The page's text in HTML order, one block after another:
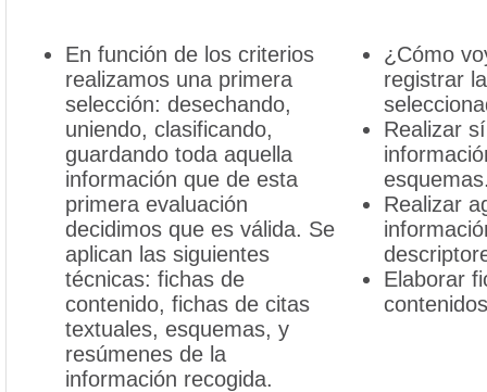
En función de los criterios
realizamos una primera
selección: desechando,
uniendo, clasificando,
guardando toda aquella
información que de esta
primera evaluación
decidimos que es válida. Se
aplican las siguientes
técnicas: fichas de
contenido, fichas de citas
textuales, esquemas, y
resúmenes de la
información recogida.
¿Cómo
registrar
Realizar
Realizar
Elaborar